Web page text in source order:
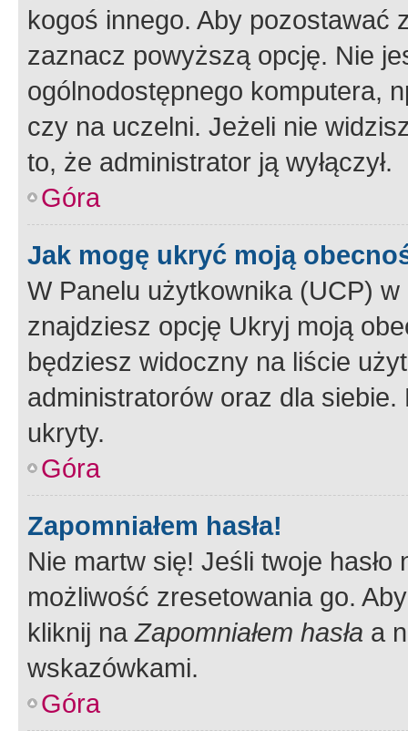
kogoś innego. Aby pozostawać
zaznacz powyższą opcję. Nie
ogólnodostępnego komputera,
czy na uczelni. Jeżeli nie
to, że administrator ją wyłączył.
Góra
Jak mogę ukryć moją
W Panelu użytkownika (UCP) w
znajdziesz opcję Ukryj moją
będziesz widoczny na liście
administratorów oraz dla
ukryty.
Góra
Zapomniałem hasła!
Nie martw się! Jeśli twoje
możliwość zresetowania go.
kliknij naZapomniałem hasła a
wskazówkami.
Góra